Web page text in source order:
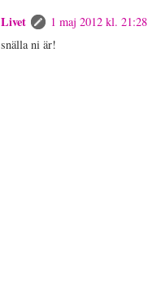
1 maj 2012 kl. 21:28
ni är!